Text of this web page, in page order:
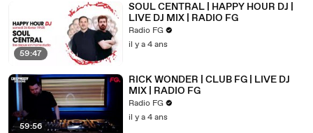
59:47
SOUL CENTRAL | HAPPY HOUR DJ |
LIVE DJ MIX | RADIO FG
Radio FG
il y a 4 ans
59:56
RICK WONDER | CLUB FG | LIVE DJ
MIX | RADIO FG
Radio FG
il y a 4 ans